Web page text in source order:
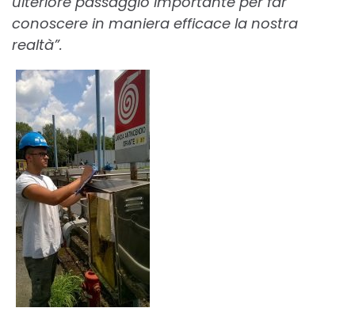
conoscere in maniera efficace la nostra
realtà”.